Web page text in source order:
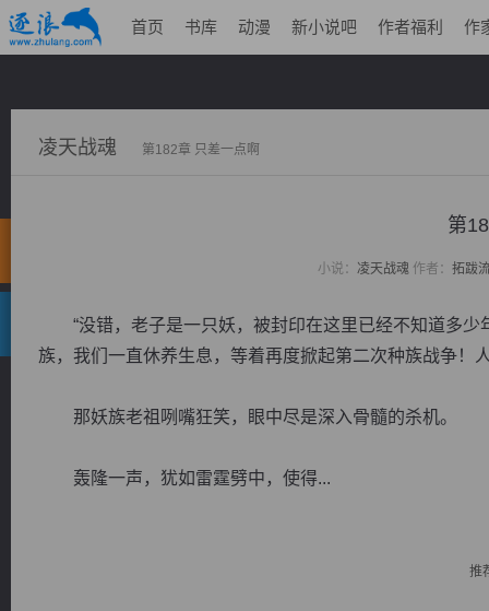
首页 书库 动漫 新小说吧 作者福利 作
凌天战魂 第182章 只差一点啊
第
小说： 凌天战魂作者： 拓跋
“没错，老子是一只妖，被封印在这里已经不知道多少
族，我们一直休养生息，等着再度掀起第二次种族战争！
那妖族老祖咧嘴狂笑，眼中尽是深入骨髓的杀机。
轰隆一声，犹如雷霆劈中，使得...
推